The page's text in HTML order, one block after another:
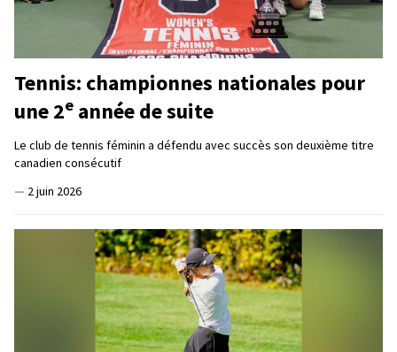
Tennis: championnes nationales pour
une 2e année de suite
Le club de tennis féminin a défendu avec succès son deuxième titre
canadien consécutif
— 2 juin 2026